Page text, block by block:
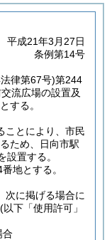
平成21年3月27日
条例第14号
律第67号)第244
流広場の設置及
する。
ことにより、市民
ため、日向市駅
設置する。
地とする。
次に掲げる場合に
(以下「使用許可」
合